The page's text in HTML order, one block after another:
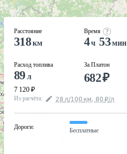
Расстояние
318км
Расход топлива
89л
7 120 ₽
Время
4ч 53мин
За Платон
682₽
Из расчёта: 28 л/100 км, 80 ₽/л
Дороги:
Бесплатные